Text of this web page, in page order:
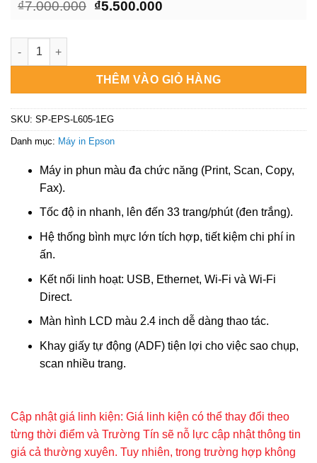
₫7.000.000 Giá
₫5.500.000Giá
Máy in Epson L6050 Đa Năng, Dịch Vụ Nạp Mực Tận Nơi
THÊM VÀO GIỎ HÀNG
SKU: SP-EPS-L605-1EG
Danh mục: Máy in Epson
Máy in phun màu đa chức năng (Print, Scan, Copy,
Fax).
Tốc độ in nhanh, lên đến 33 trang/phút (đen trắng).
Hệ thống bình mực lớn tích hợp, tiết kiệm chi phí in
ấn.
Kết nối linh hoạt: USB, Ethernet, Wi-Fi và Wi-Fi
Direct.
Màn hình LCD màu 2.4 inch dễ dàng thao tác.
Khay giấy tự động (ADF) tiện lợi cho việc sao chụp,
scan nhiều trang.
Cập nhật giá linh kiện: Giá linh kiện có thể thay đổi theo
từng thời điểm và Trường Tín sẽ nỗ lực cập nhật thông tin
giá cả thường xuyên. Tuy nhiên, trong trường hợp không